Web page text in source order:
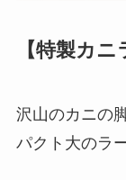
【特製カ
沢山のカニの
パクト大のラ